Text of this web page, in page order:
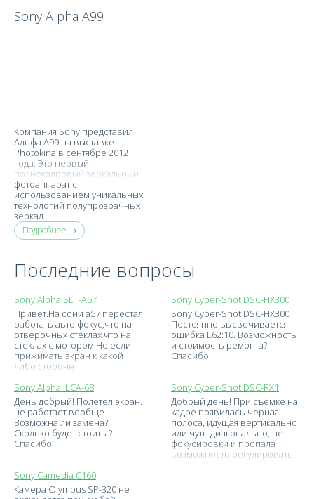
Sony Alpha A99
Компания Sony представил
Альфа A99 на выставке
Photokina в сентябре 2012
года. Это первый
полнокадровый зеркальный
фотоаппарат с
использованием уникальных
технологий полупрозрачных
зеркал
Подробнее
Последние вопросы
Sony Alpha SLT-A57
Привет.На сони а57 перестал
работать авто фокус,что на
отверочных стеклах что на
стеклах с мотором.Но если
прижимать экран к какой
либо стороне
Sony Cyber-Shot DSC-HX300
Sony Cyber-Shot DSC-HX300
Постоянно высвечивается
ошибка Е62:10. Возможность
и стоимость ремонта?
Спасибо
Sony Alpha ILCA-68
День добрый! Полетел экран.
не работает вообще
Возможна ли замена?
Сколько будет стоить ?
Спасибо
Sony Cyber-Shot DSC-RX1
Добрый день! При съемке на
кадре появилась черная
полоса, идущая вертикально
или чуть диагонально, нет
фокусировки и пропала
возможность регулировать
Sony Camedia C160
Камера Olympus SP-320 не